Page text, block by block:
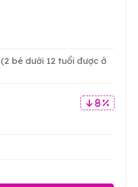
(2 bé dưới 12 tuổi được ở
8 %